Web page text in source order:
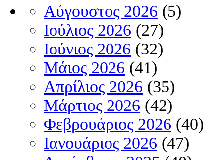
Αύγουστος 2026 (5)
Ιούλιος 2026 (27)
Ιούνιος 2026 (32)
Μάιος 2026 (41)
Απρίλιος 2026 (35)
Μάρτιος 2026 (42)
Φεβρουάριος 2026 (40)
Ιανουάριος 2026 (47)